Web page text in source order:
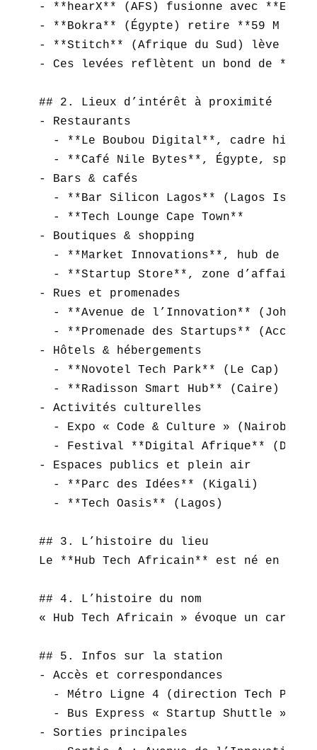
- **hearX** (AFS) fusionne avec
- **Bokra** (Égypte) retire **59 M
- **Stitch** (Afrique du Sud) lève **55
- Ces levées reflètent un bond de **20
## 2. Lieux d’intérêt à proximité
- Restaurants
- **Le Boubou Digital**, cadre
- **Café Nile Bytes**, Égypte,
- Bars & cafés
- **Bar Silicon Lagos** (Lagos
  - **Tech Lounge Cape Town**
- Boutiques & shopping
- **Market Innovations**, hub de
- **Startup Store**, zone
- Rues et promenades
- **Avenue de l’Innovation**
- **Promenade des Startups**
- Hôtels & hébergements
  - **Novotel Tech Park** (Le Cap)
  - **Radisson Smart Hub** (Caire)
- Activités culturelles
  - Expo « Code & Culture » (Nairobi)
- Festival **Digital Afrique**
- Espaces publics et plein air
  - **Parc des Idées** (Kigali)
  - **Tech Oasis** (Lagos)
## 3. L’histoire du lieu
Le **Hub Tech Africain** est né en
## 4. L’histoire du nom
« Hub Tech Africain » évoque un
## 5. Infos sur la station
- Accès et correspondances
- Métro Ligne 4 (direction Tech
  - Bus Express « Startup Shuttle »
- Sorties principales